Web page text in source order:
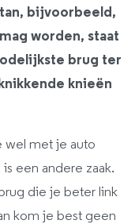
bijvoorbeeld,
worden, staat
brug ter
knieën
wel met je auto
een andere zaak.
die je beter link
kom je best geen